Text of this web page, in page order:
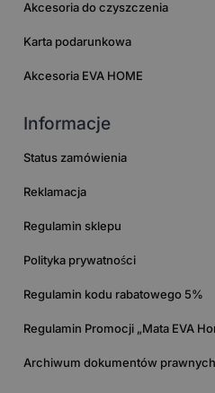
Akcesoria do czyszczenia
Karta podarunkowa
Akcesoria EVA HOME
Informacje
Status zamówienia
Reklamacja
Regulamin sklepu
Polityka prywatności
Regulamin kodu rabatowego 5%
Regulamin Promocji „Mata EVA
Archiwum dokumentów prawnych